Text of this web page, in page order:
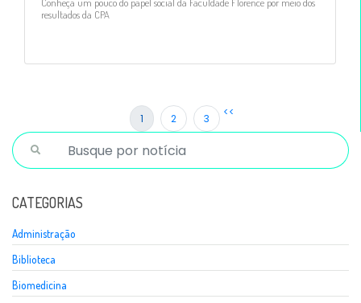
resultados da CPA
1 2 3 <<
CATEGORIAS
Administração
Biblioteca
Biomedicina